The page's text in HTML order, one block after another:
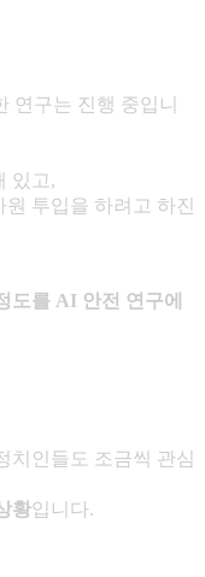
연구는 진행 중입니
있고,
투입을 하려고 하진
도를 AI 안전 연구에
치인들도 조금씩 관심
황입니다.